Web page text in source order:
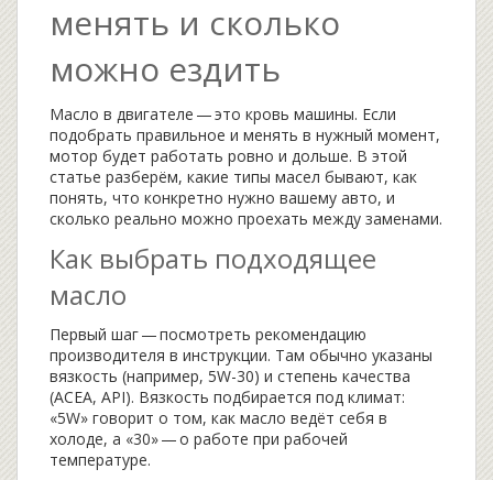
менять и сколько
можно ездить
Масло в двигателе — это кровь машины. Если
подобрать правильное и менять в нужный момент,
мотор будет работать ровно и дольше. В этой
статье разберём, какие типы масел бывают, как
понять, что конкретно нужно вашему авто, и
сколько реально можно проехать между заменами.
Как выбрать подходящее
масло
Первый шаг — посмотреть рекомендацию
производителя в инструкции. Там обычно указаны
вязкость (например, 5W-30) и степень качества
(ACEA, API). Вязкость подбирается под климат:
«5W» говорит о том, как масло ведёт себя в
холоде, а «30» — о работе при рабочей
температуре.